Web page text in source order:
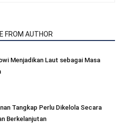
FROM AUTHOR
Menjadikan Laut sebagai Masa
Tangkap Perlu Dikelola Secara
Berkelanjutan